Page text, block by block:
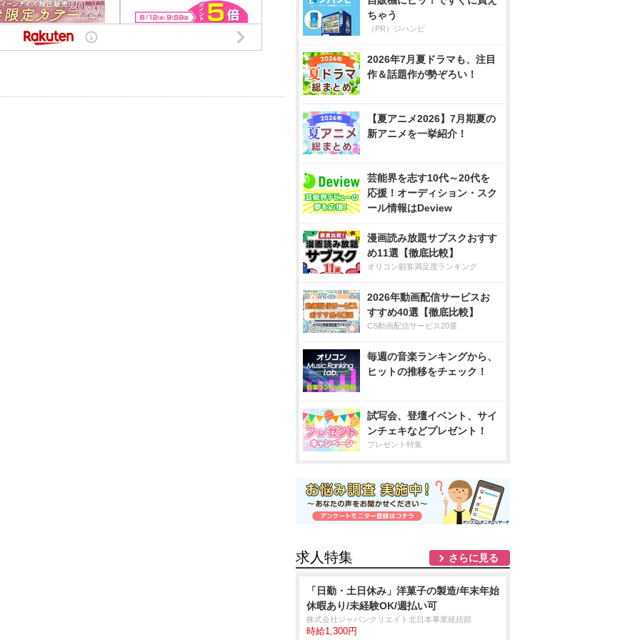
ちゃう
（PR）ジハンピ
2026年7月夏ドラマも、注目
作＆話題作が勢ぞろい！
【夏アニメ2026】7月期夏の
新アニメを一挙紹介！
芸能界を志す10代～20代を
応援！オーディション・スク
ール情報はDeview
漫画読み放題サブスクおすす
め11選【徹底比較】
オリコン顧客満足度ランキング
2026年動画配信サービスお
すすめ40選【徹底比較】
CS動画配信サービス20選
毎週の音楽ランキングから、
ヒットの推移をチェック！
試写会、登壇イベント、サイ
ンチェキなどプレゼント！
プレゼント特集
求人特集 さらに見る
「日勤・土日休み」洋菓子の製造/年末年始
休暇あり/未経験OK/週払い可
株式会社ジャパンクリエイト北日本事業統括部
時給1,300円